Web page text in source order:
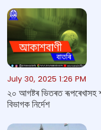
July 30, 2025 1:26 PM
২০ আগষ্টৰ ভিতৰত ৰূপৰেখাসহ
বিভাগক নিৰ্দেশ